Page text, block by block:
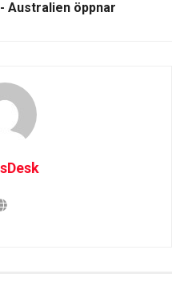
Australien öppnar